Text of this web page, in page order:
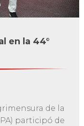
en la 44°
de la
participó de